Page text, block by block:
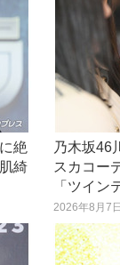
絶
綺
乃木坂46
スカコー
「ツイン
2026年8月7日